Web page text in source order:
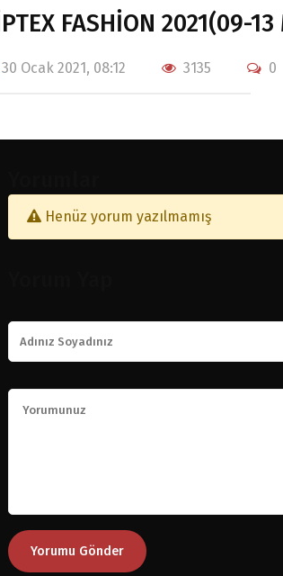
FASHİON 2021(09-
30 Ocak 2021, 08:12 3135 0
Henüz yorum yazılmamış
Yorumu Gönder